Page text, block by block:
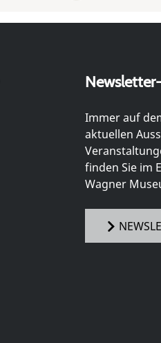
Immer auf
aktuellen
finden Sie im
Wagner